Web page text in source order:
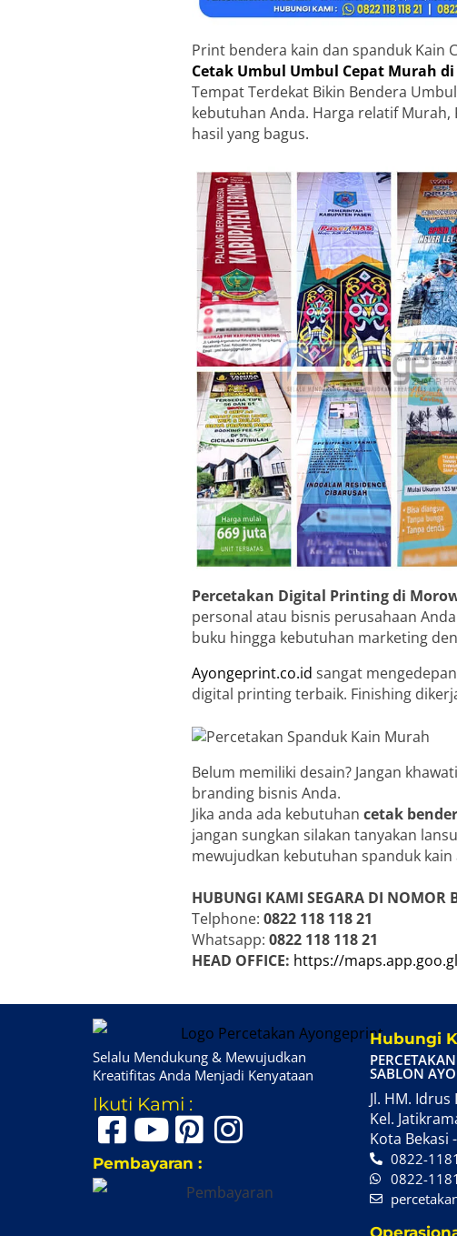
Print bendera kain dan spanduk Kain
Cetak Umbul Umbul Cepat Murah
Tempat Terdekat Bikin Bendera
kebutuhan Anda. Harga relatif
hasil yang bagus.
Percetakan Digital Printing di
personal atau bisnis perusahaan
buku hingga kebutuhan marketing
Ayongeprint.co.id sangat
digital printing terbaik. Finishing
Belum memiliki desain? Jangan
branding bisnis Anda.
Jika anda ada kebutuhancetak
jangan sungkan silakan tanyakan
mewujudkan kebutuhan spanduk kain
HUBUNGI KAMI SEGARA DI NOMOR
Telphone:0822 118 118 21
Whatsapp:0822 118 118 21
HEAD OFFICE: https://
Selalu Mendukung & Mewujudkan
Kreatifitas Anda Menjadi Kenyataan
Ikuti Kami :
Pembayaran :
Hubungi
SABLON
Jl. HM. Idrus
Kel.
Kota Bekasi
0822-
0822-